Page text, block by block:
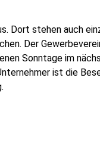
Dort stehen auch
Der
Sonntage im
ist die